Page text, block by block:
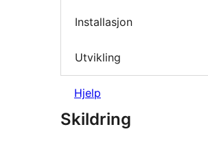
Installasjon
Utvikling
Hjelp
Skildring